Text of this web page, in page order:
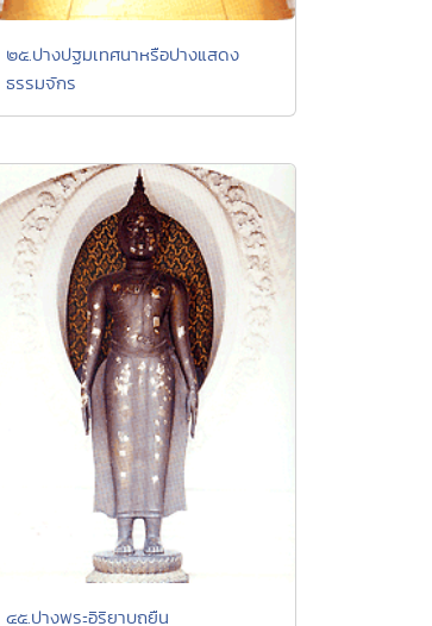
๒๕.ปางปฐมเทศนาหรือปางแสดง
ธรรมจักร
๔๕.ปางพระอิริยาบถยืน